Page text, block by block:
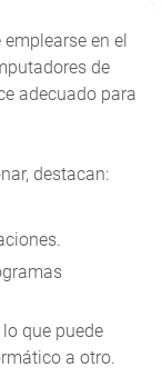
en el
de
adecuado para
destacan:
que puede
a otro.